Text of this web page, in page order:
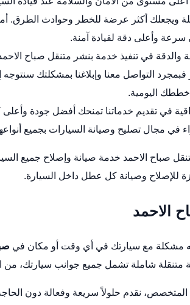
ويجعلك أكثر عرضة للخطر وحوادث الطرق.
وأعلى دقة لقيادة آمنة.
والدقة في تنفيذ خدمة بنشر متنقل صباح
فبمجرد التواصل معنا وإبلاغنا بمشكلتك
خططك اليومية.
في تقديم خدماتنا تمنحك أفضل جودة
في مجال تصليح وصيانة السيارات بجميع
صباح الاحمد خدمة صيانة وإصلاح جميع
للإصلاح وصيانة كل عطل داخل السيارة.
الاحمد
مشكلة مع سيارتك في أي وقت أو مكان في
شاملة تشمل جميع جوانب سيارتك، من
نقدم حلولاً سريعة وفعالة دون